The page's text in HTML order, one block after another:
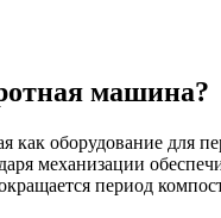
машина?
как оборудование для
механизации
период